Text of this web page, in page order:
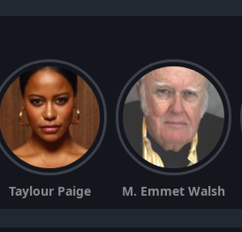
Taylour Paige M. Emmet Walsh